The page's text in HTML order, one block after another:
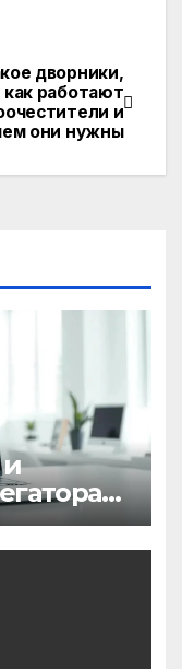
дворники,
как работают
и
они нужны
и